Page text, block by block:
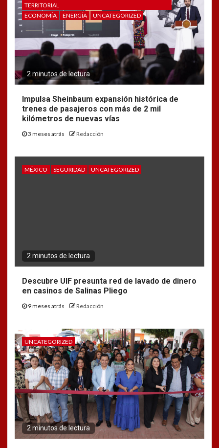
TERRITORIAL
ECONOMÍA
ENERGÍA UNCATEGORIZED
2 minutos de lectura
Impulsa Sheinbaum expansión histórica de
trenes de pasajeros con más de 2 mil
kilómetros de nuevas vías
3 meses atrás Redacción
MÉXICO SEGURIDAD UNCATEGORIZED
2 minutos de lectura
Descubre UIF presunta red de lavado de dinero
en casinos de Salinas Pliego
9 meses atrás Redacción
UNCATEGORIZED
2 minutos de lectura